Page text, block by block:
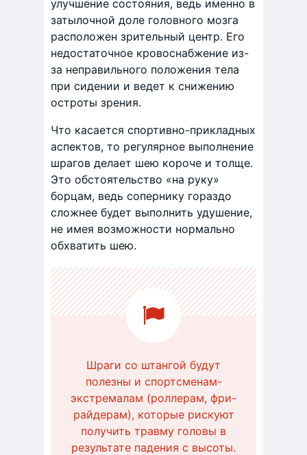
улучшение состояния, ведь именно в
затылочной доле головного мозга
расположен зрительный центр. Его
недостаточное кровоснабжение из-
за неправильного положения тела
при сидении и ведет к снижению
остроты зрения.
Что касается спортивно-прикладных
аспектов, то регулярное выполнение
шрагов делает шею короче и толще.
Это обстоятельство «на руку»
борцам, ведь сопернику гораздо
сложнее будет выполнить удушение,
не имея возможности нормально
обхватить шею.
Шраги со штангой будут
полезны и спортсменам-
экстремалам (роллерам, фри-
райдерам), которые рискуют
получить травму головы в
результате падения с высоты.